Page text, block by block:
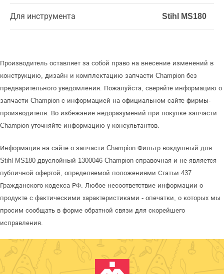
Для инструмента Stihl MS180
Производитель оставляет за собой право на внесение изменений в
конструкцию, дизайн и комплектацию запчасти Champion без
предварительного уведомления. Пожалуйста, сверяйте информацию о
запчасти Champion с информацией на официальном сайте фирмы-
производителя. Во избежание недоразумений при покупке запчасти
Champion уточняйте информацию у консультантов.
Информация на сайте о запчасти Champion Фильтр воздушный для
Stihl MS180 двуслойный 1300046 Champion справочная и не является
публичной офертой, определяемой положениями Статьи 437
Гражданского кодекса РФ. Любое несоответствие информации о
продукте с фактическими характеристиками - опечатки, о которых мы
просим сообщать в форме обратной связи для скорейшего
исправления.